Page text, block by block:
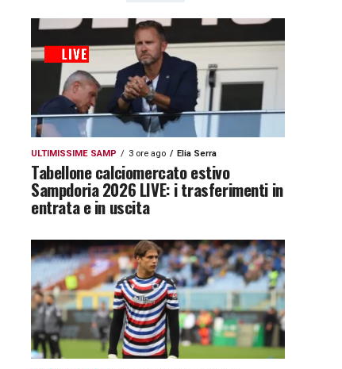
ULTIMISSIME SAMP 3 ore ago Elia Serra
Tabellone calciomercato estivo
Sampdoria 2026 LIVE: i trasferimenti in
entrata e in uscita